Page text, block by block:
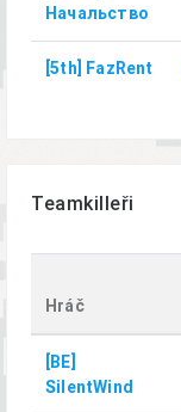
Начальство
[5th] FazRent
Teamkilleři
Hráč
[BE]
SilentWind